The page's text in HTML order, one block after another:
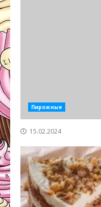
Пирожные
15.02.2024